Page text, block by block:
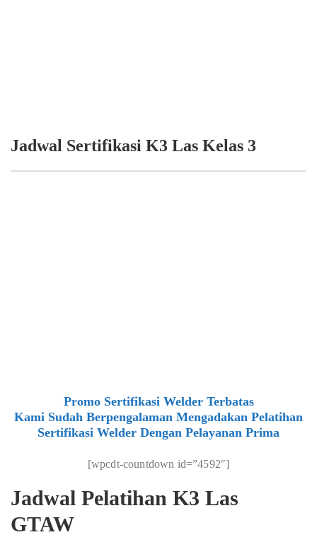
Jadwal Sertifikasi K3 Las Kelas 3
Promo Sertifikasi Welder Terbatas
Kami Sudah Berpengalaman Mengadakan Pelatihan
Sertifikasi Welder Dengan Pelayanan Prima
[wpcdt-countdown id=”4592″]
Jadwal Pelatihan K3 Las
GTAW